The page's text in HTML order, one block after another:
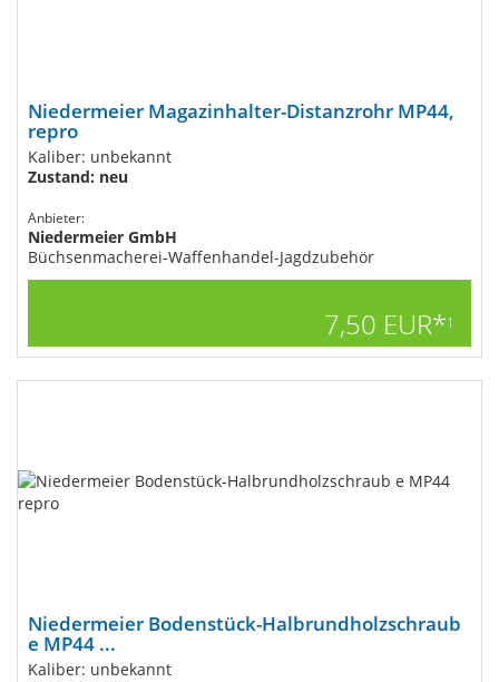
Niedermeier Magazinhalter-Distanzrohr MP44,
repro
Kaliber: unbekannt
Zustand: neu
Anbieter:
Niedermeier GmbH
Büchsenmacherei-Waffenhandel-Jagdzubehör
7,50 EUR*1
Niedermeier Bodenstück-Halbrundholzschraub
e MP44 ...
Kaliber: unbekannt